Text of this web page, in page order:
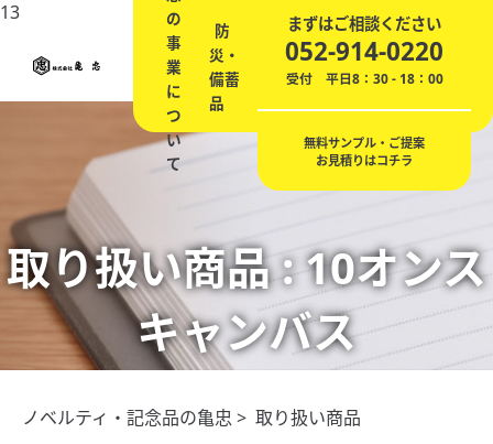
13
の
事
業
に
つ
い
て
防
災・
備蓄
品
ィ
記
念
贈
答
品
エ
ネ
の
ご
提
案
社
概
まずはご相談ください
052-914-0220
受付 平日8：30 - 18：00
無料サンプル・ご提案
お見積りはコチラ
取り扱い商品 :10オンス
キャンバス
ノベルティ・記念品の亀忠 > 取り扱い商品